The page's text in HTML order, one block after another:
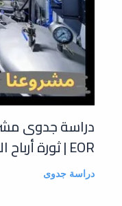
دراسة جدوى
EOR | ثورة أرباح المكامن المتقادمة
دراسة جدوى